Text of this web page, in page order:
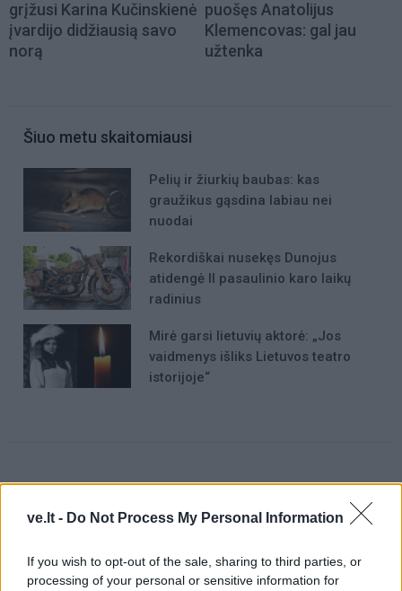
ve.lt - Do Not Process My Personal Information
If you wish to opt-out of the sale, sharing to third parties, or
processing of your personal or sensitive information for
grįžusi Karina Kučinskienė
įvardijo didžiausią savo
norą
puošęs Anatolijus
Klemencovas: gal jau
užtenka
Šiuo metu skaitomiausi
Pelių ir žiurkių baubas: kas
graužikus gąsdina labiau nei
nuodai
Rekordiškai nusekęs Dunojus
atidengė II pasaulinio karo laikų
radinius
Mirė garsi lietuvių aktorė: „Jos
vaidmenys išliks Lietuvos teatro
istorijoje“
Raktažodžiai visuomenės sveikata
Komentarai